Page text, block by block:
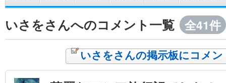
いさをさんへのコメント一覧 全41件
いさをさんの掲示板にコメ